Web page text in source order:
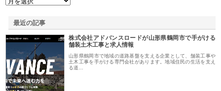
最近の記事
株式会社アドバンスロードが山形県鶴岡市で手がける
舗装土木工事と求人情報
山形県鶴岡市で地域の道路基盤を支える企業として、舗装工事や
土木工事を手がける専門会社があります。地域住民の生活を支え
る道…